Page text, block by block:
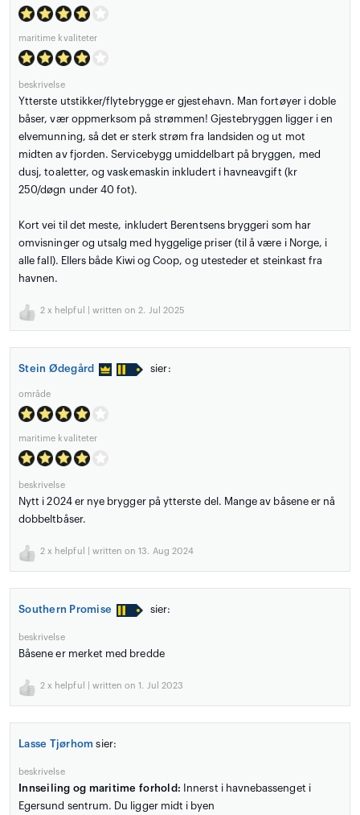
maritime kvaliteter
beskrivelse
Ytterste utstikker/flytebrygge er gjestehavn. Man fortøyer i doble
båser, vær oppmerksom på strømmen! Gjestebryggen ligger i en
elvemunning, så det er sterk strøm fra landsiden og ut mot
midten av fjorden. Servicebygg umiddelbart på bryggen, med
dusj, toaletter, og vaskemaskin inkludert i havneavgift (kr
250/døgn under 40 fot).
Kort vei til det meste, inkludert Berentsens bryggeri som har
omvisninger og utsalg med hyggelige priser (til å være i Norge, i
alle fall). Ellers både Kiwi og Coop, og utesteder et steinkast fra
havnen.
2 x helpful | written on 2. Jul 2025
Stein Ødegård sier:
område
maritime kvaliteter
beskrivelse
Nytt i 2024 er nye brygger på ytterste del. Mange av båsene er nå
dobbeltbåser.
2 x helpful | written on 13. Aug 2024
Southern Promise sier:
beskrivelse
Båsene er merket med bredde
2 x helpful | written on 1. Jul 2023
Lasse Tjørhom sier:
beskrivelse
Innseiling og maritime forhold: Innerst i havnebassenget i
Egersund sentrum. Du ligger midt i byen